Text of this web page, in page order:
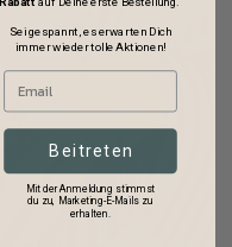
Sei gespannt, es erwarten Dich
immer wieder tolle Aktionen!
Beitreten
Mit der Anmeldung stimmst
du zu, Marketing-E-Mails zu
erhalten.